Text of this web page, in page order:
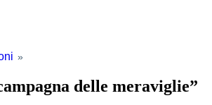
delle meraviglie”